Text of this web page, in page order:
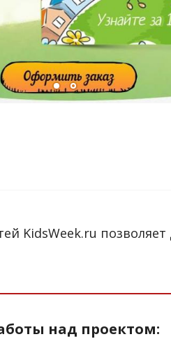
KidsWeek.ru
над проектом: